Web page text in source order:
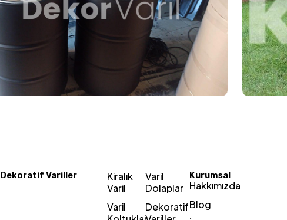
Dekoratif Variller
Kiralık
Varil
Varil
Varil
Dolaplar
Dekoratif
Kurumsal
Hakkımızda
Blog